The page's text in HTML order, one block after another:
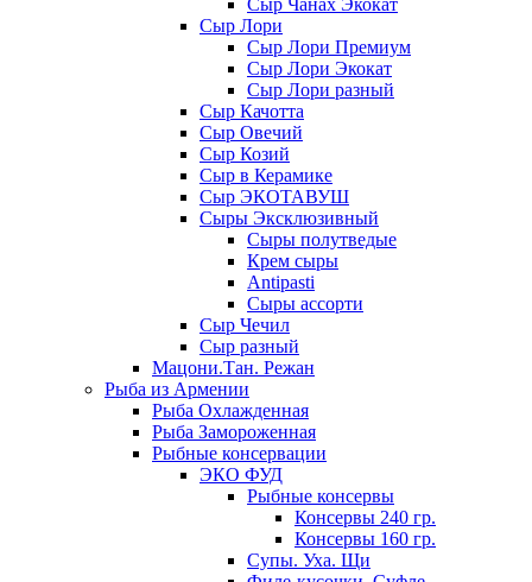
Сыр Чанах Экокат
Сыр Лори
Сыр Лори Премиум
Сыр Лори Экокат
Сыр Лори разный
Сыр Качотта
Сыр Овечий
Сыр Козий
Сыр в Керамике
Сыр ЭКОТАВУШ
Сыры Эксклюзивный
Сыры полутведые
Крем сыры
Antipasti
Сыры ассорти
Сыр Чечил
Сыр разный
Мацони.Тан. Режан
Рыба из Армении
Рыба Охлажденная
Рыба Замороженная
Рыбные консервации
ЭКО ФУД
Рыбные консервы
Консервы 240 гр.
Консервы 160 гр.
Супы. Уха. Щи